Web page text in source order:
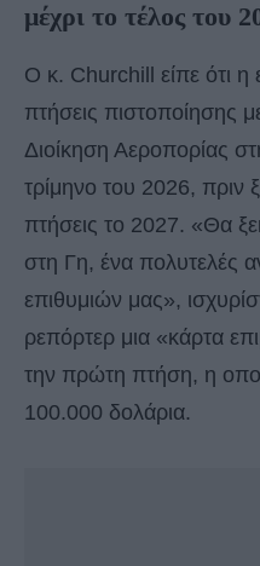
μέχρι το τέλος του
Ο κ. Churchill είπε ότι η
πτήσεις πιστοποίησης
Διοίκηση Αεροπορίας
τρίμηνο του 2026, πριν
πτήσεις το 2027. «Θα
στη Γη, ένα πολυτελές
επιθυμιών μας»,
ρεπόρτερ μια «κάρτα
την πρώτη πτήση, η
100.000 δολάρια.